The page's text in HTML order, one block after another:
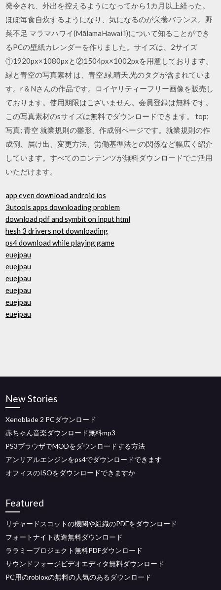
発令され、外出を控えるようになってから1カ月以上経った。
ほぼ毎食自炊するようになり、気になるのが栄養バランス。野
菜不足 マラマハワイ(MālamaHawaiʻi)について知ることができ
るPCの壁紙カレンダーを作りました。サイズは、2サイズ
①1920px×1080pxと②1504px×1002pxを用意しております。
緑と青空の写真素材 は、青空,緑,晴天,光のタグが含まれていま
す。r＆Nさんの作品です。ロイヤリティーフリー画像を販売し
ております。使用期限はございません。会員登録は無料です。
この写真素材のsサイズは無料でダウンロードできます。 top;
写真; 青空 就業規則の雛形、作成例ページです。就業規則の作
成例、届け出、変更方法、労働基準法との関係など幅広く紹介
しています。すべてのコンテンツが無料ダウンロードでご活用
いただけます。
app even download android ios
3utools apps downloading problem
download pdf and symbit on input html
hesh 3 drivers not downloading
ps4 download while playing game
euejpau
euejpau
euejpau
euejpau
euejpau
euejpau
New Stories
Xenoblade 2 PCダウンロード
赤ちゃん音楽ダウンロード無料mp3
PS3ブラウザでMODをダウンロードする方法
アンリアルエンジンをps4でダウンロードできます
オフィスのISOをダウンロードできますか
Featured
リチャードスコットの機関や組織のPDFをダウンロード
フォートナイト改造無料ダウンロード
ララミープロジェクト無料PDFダウンロード
サウンドフォージビデオエディタ無料ダウンロード
PC用のrobloxの無料の人気のあるダウンロード